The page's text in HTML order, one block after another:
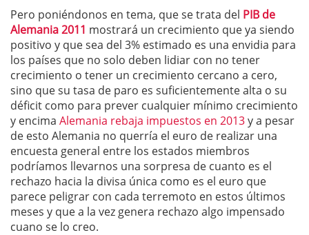
Pero poniéndonos en tema, que se trata del PIB de
Alemania 2011 mostrará un crecimiento que ya siendo
positivo y que sea del 3% estimado es una envidia para
los países que no solo deben lidiar con no tener
crecimiento o tener un crecimiento cercano a cero,
sino que su tasa de paro es suficientemente alta o su
déficit como para prever cualquier mínimo crecimiento
y encima Alemania rebaja impuestos en 2013y a pesar
de esto Alemania no querría el euro de realizar una
encuesta general entre los estados miembros
podríamos llevarnos una sorpresa de cuanto es el
rechazo hacia la divisa única como es el euro que
parece peligrar con cada terremoto en estos últimos
meses y que a la vez genera rechazo algo impensado
cuano se lo creo.